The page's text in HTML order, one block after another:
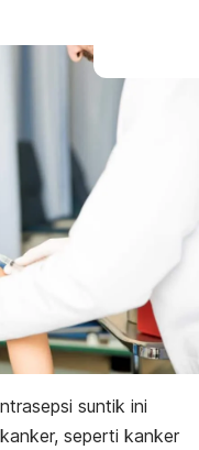
suntik ini
seperti kanker